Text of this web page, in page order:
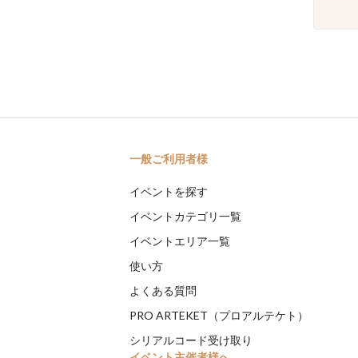
一般ご利用者様
イベントを探す
イベントカテゴリ一覧
イベントエリア一覧
使い方
よくある質問
PRO ARTEKET（プロアルテケト）
シリアルコード受け取り